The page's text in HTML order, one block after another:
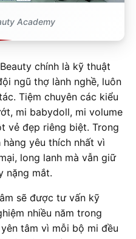
Academy
chính là kỹ thuật
ngũ thợ lành nghề, luôn
Tiệm chuyên các kiểu
mi babydoll, mi volume
vẻ đẹp riêng biệt. Trong
yêu thích nhất vì
long lanh mà vẫn giữ
nặng mắt.
sẽ được tư vấn kỹ
nhiều năm trong
tâm vì mỗi bộ mi đều